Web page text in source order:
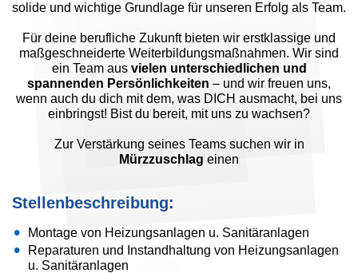
solide und wichtige Grundlage für unseren Erfolg als Team.
Für deine berufliche Zukunft bieten wir erstklassige und
maßgeschneiderte Weiterbildungsmaßnahmen. Wir sind
ein Team aus vielen unterschiedlichen und
spannenden Persönlichkeiten – und wir freuen uns,
wenn auch du dich mit dem, was DICH ausmacht, bei uns
einbringst! Bist du bereit, mit uns zu wachsen?
Zur Verstärkung seines Teams suchen wir in
Mürzzuschlag einen
Stellenbeschreibung:
Montage von Heizungsanlagen u. Sanitäranlagen
Reparaturen und Instandhaltung von Heizungsanlagen
u. Sanitäranlagen